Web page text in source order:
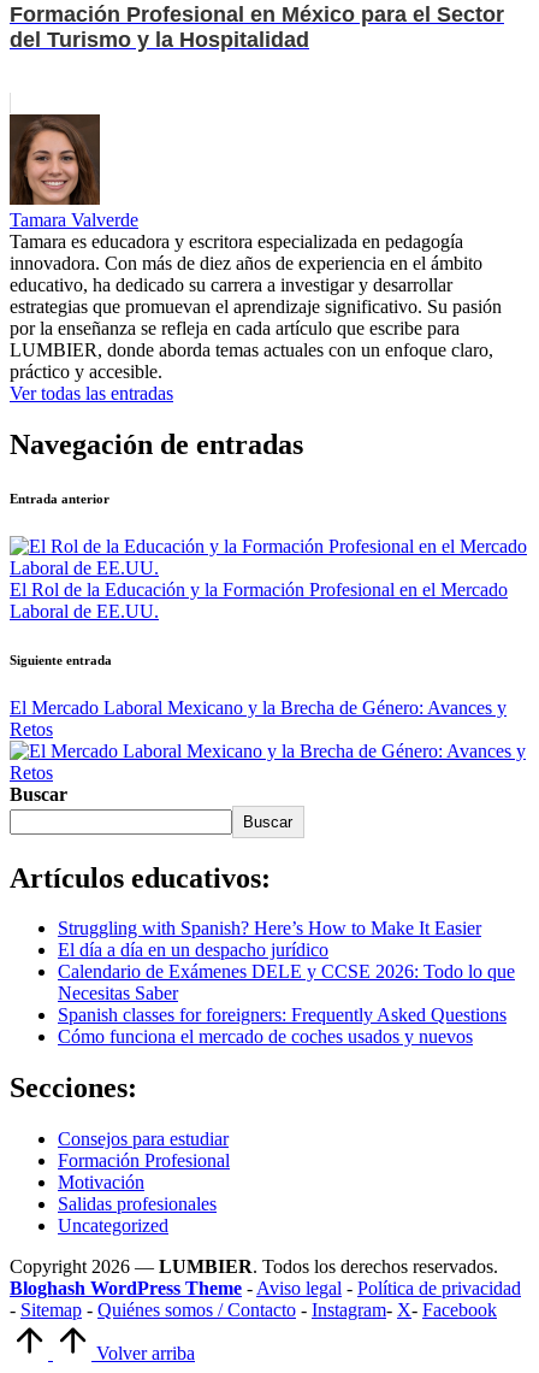
Formación Profesional en México para el Sector
del Turismo y la Hospitalidad
Tamara Valverde
Tamara es educadora y escritora especializada en pedagogía
innovadora. Con más de diez años de experiencia en el ámbito
educativo, ha dedicado su carrera a investigar y desarrollar
estrategias que promuevan el aprendizaje significativo. Su pasión
por la enseñanza se refleja en cada artículo que escribe para
LUMBIER, donde aborda temas actuales con un enfoque claro,
práctico y accesible.
Ver todas las entradas
Navegación de entradas
Entrada anterior
El Rol de la Educación y la Formación Profesional en el Mercado
Laboral de EE.UU.
Siguiente entrada
El Mercado Laboral Mexicano y la Brecha de Género: Avances y
Retos
Buscar
Buscar
Artículos educativos:
Struggling with Spanish? Here’s How to Make It Easier
El día a día en un despacho jurídico
Calendario de Exámenes DELE y CCSE 2026: Todo lo que
Necesitas Saber
Spanish classes for foreigners: Frequently Asked Questions
Cómo funciona el mercado de coches usados y nuevos
Secciones:
Consejos para estudiar
Formación Profesional
Motivación
Salidas profesionales
Uncategorized
Copyright 2026 — LUMBIER. Todos los derechos reservados.
Bloghash WordPress Theme - Aviso legal - Política de privacidad
- Sitemap - Quiénes somos / Contacto - Instagram- X- Facebook
Volver arriba